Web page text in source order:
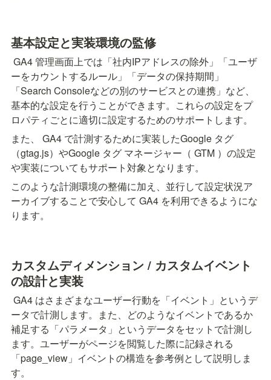
基本設定と実装環境の監修
ーをカウントするルール」「データの保持期間」
「Search Consoleなどの別のサービスとの連携」など、
基本的な設定を行うことができます。これらの設定をプ
ロパティごとに適切に設定するためのサポートします。
また、 GA4 で計測するために実装したGoogle タグ
（gtag.js）やGoogle タグ マネージャー（ GTM ）の設定
や実装についてもサポート対象となります。
このような計測環境の整備に加え、並行して設定状況ア
ーカイブすることで安心して GA4 を利用できるようにな
ります。
カスタムディメンション / カスタムイベント
の設計と実装
ータで計測します。また、どのようなイベントであるか
補足する「パラメータ」というデータをセットで計測し
ます。ユーザーがページを閲覧した際に記録される
「page_view」イベントの構造を参考例として説明しま
す。